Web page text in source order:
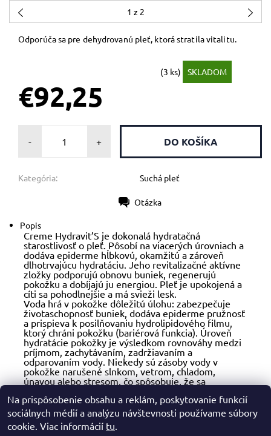
1 z 2
Odporúča sa pre dehydrovanú pleť, ktorá stratila vitalitu.
(3 ks) SKLADOM
€92,25
- +
Kategória: Suchá pleť
Otázka
Popis
Creme Hydravit’S je dokonalá hydratačná
starostlivosť o pleť. Pôsobí na viacerých úrovniach a
dodáva epiderme hĺbkovú, okamžitú a zároveň
dlhotrvajúcu hydratáciu. Jeho revitalizačné aktívne
zložky podporujú obnovu buniek, regenerujú
pokožku a dobíjajú ju energiou. Pleť je upokojená a
cíti sa pohodlnejšie a má svieži lesk.
Voda hrá v pokožke dôležitú úlohu: zabezpečuje
životaschopnosť buniek, dodáva epiderme pružnosť
a prispieva k posilňovaniu hydrolipidového filmu,
ktorý chráni pokožku (bariérová funkcia). Úroveň
hydratácie pokožky je výsledkom rovnováhy medzi
príjmom, zachytávaním, zadržiavaním a
odparovaním vody. Niekedy sú zásoby vody v
pokožke narušené slnkom, vetrom, chladom,
únavou alebo stresom, čo spôsobuje, že sa
prostredníctvom vhodnej kozmetiky.
Na prispôsobenie obsahu a reklám, poskytovanie funkcií
sociálnych médií a analýzu návštevnosti používame súbory
cookie. Viac informácií tu.